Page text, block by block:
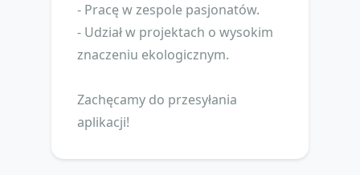
- Pracę w zespole pasjonatów.
- Udział w projektach o wysokim
znaczeniu ekologicznym.
Zachęcamy do przesyłania
aplikacji!